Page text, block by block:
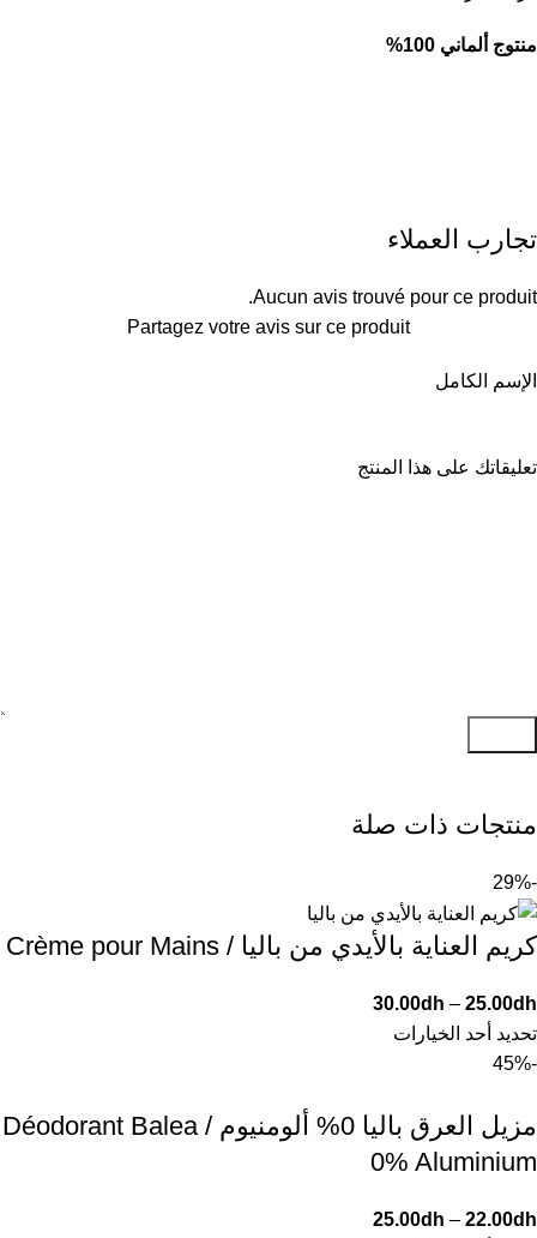
منتوج ألماني 100%
تجارب العملاء
Aucun avis trouvé pour ce produit.
Partagez votre avis sur ce produit
الإسم الكامل
تعليقاتك على هذا المنتج
منتجات ذات صلة
-29%
كريم العناية بالأيدي من باليا / Crème pour Mains
25.00dh
–
30.00dh
تحديد أحد الخيارات
-45%
مزيل العرق باليا 0% ألومنيوم / Déodorant Balea
0% Aluminium
22.00dh
–
25.00dh